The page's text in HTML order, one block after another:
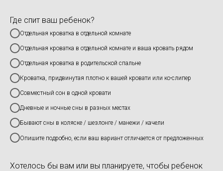
Где спит ваш ребенок?
Отдельная кроватка в отдельной комнате
Отдельная кроватка в отдельной комнате и ваша кровать рядом
Отдельная кроватка в родительской спальне
Кроватка, придвинутая плотно к вашей кровати или ко-слипер
Совместный сон в одной кровати
Дневные и ночные сны в разных местах
Бывают сны в коляске / шезлонге / манежи / качели
Опишите подробно, если ваш вариант отличается от предложенных
Хотелось бы вам или вы планируете, чтобы ребенок